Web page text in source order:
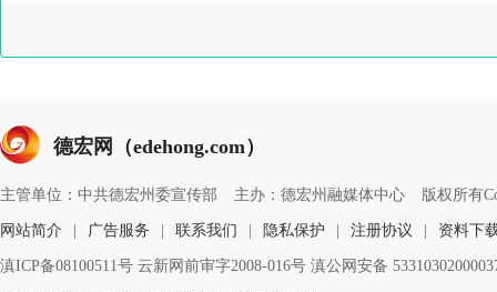
德宏网（edehong.com）
主管单位：中共德宏州委宣传部 主办：德宏州融媒体中心 版权所有
网站简介 广告服务 联系我们 隐私保护 注册协议 资料下
滇ICP备08100511号 云新网前审字2008-016号 滇公网安备